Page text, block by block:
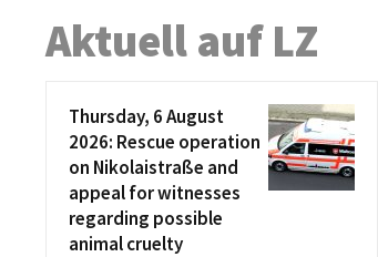
Aktuell auf LZ
Thursday, 6 August
2026: Rescue operation
on Nikolaistraße and
appeal for witnesses
regarding possible
animal cruelty